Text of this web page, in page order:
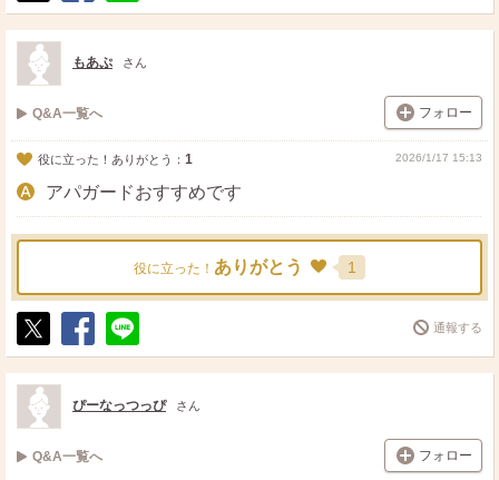
ポ
ス
ト
シ
ェ
送
る
もあぷ さん
Q&A一覧へ フォロー
役に立った！ありがとう： 1 2026/1/17 15:13
アパガードおすすめです
役に立った！ ありがとう 1
ポ
ス
ト
シ
ェ
送
る
通報する
ぴーなっつっぴ さん
Q&A一覧へ フォロー